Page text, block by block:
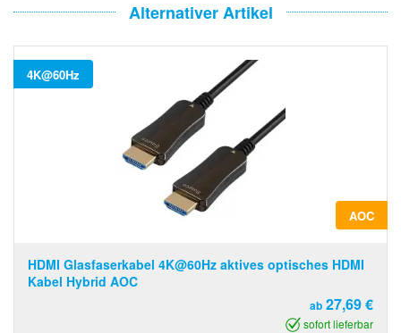
Alternativer Artikel
4K@60Hz
AOC
HDMI Glasfaserkabel 4K@60Hz aktives optisches HDMI
Kabel Hybrid AOC
ab 27,69 €
sofort lieferbar